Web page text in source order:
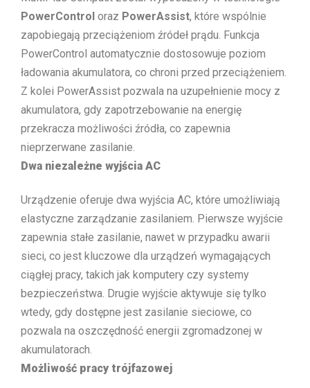
PowerControl oraz PowerAssist, które wspólnie
zapobiegają przeciążeniom źródeł prądu. Funkcja
PowerControl automatycznie dostosowuje poziom
ładowania akumulatora, co chroni przed przeciążeniem.
Z kolei PowerAssist pozwala na uzupełnienie mocy z
akumulatora, gdy zapotrzebowanie na energię
przekracza możliwości źródła, co zapewnia
nieprzerwane zasilanie.
Dwa niezależne wyjścia AC
Urządzenie oferuje dwa wyjścia AC, które umożliwiają
elastyczne zarządzanie zasilaniem. Pierwsze wyjście
zapewnia stałe zasilanie, nawet w przypadku awarii
sieci, co jest kluczowe dla urządzeń wymagających
ciągłej pracy, takich jak komputery czy systemy
bezpieczeństwa. Drugie wyjście aktywuje się tylko
wtedy, gdy dostępne jest zasilanie sieciowe, co
pozwala na oszczędność energii zgromadzonej w
akumulatorach.
Możliwość pracy trójfazowej